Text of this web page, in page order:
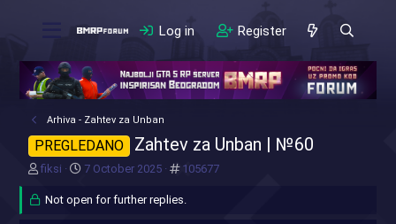
Log in Register
Arhiva - Zahtev za Unban
PREGLEDANO Zahtev za Unban | №60
T
r
fiksi
S
a
7 October 2025 #105677
Not open for further replies.